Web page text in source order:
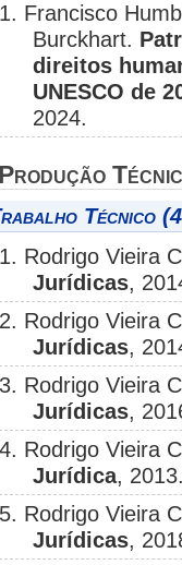
1. Francisco
Burckhart.
direitos
UNESCO de
2024.
Produção
Técnico
1. Rodrigo Vieira
Jurídicas,
2. Rodrigo Vieira
Jurídicas,
3. Rodrigo Vieira
Jurídicas,
4. Rodrigo Vieira
Jurídica,
5. Rodrigo Vieira
Jurídicas,